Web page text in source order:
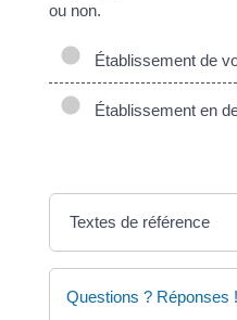
ou non.
Établissement de
Établissement en
Textes de référence
Questions ? Réponses !